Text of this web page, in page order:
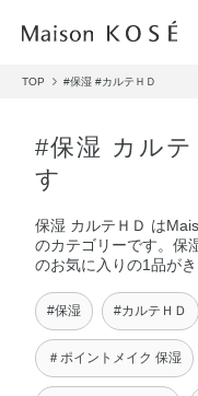
TOP #保湿 #カルテＨＤ
#保湿 カル
す
保湿 カルテＨＤ は
のカテゴリーです。保
のお気に入りの1品が
#保湿 #カルテＨＤ
＃ポイントメイク 保湿